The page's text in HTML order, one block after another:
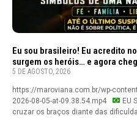
Eu sou brasileiro! Eu acredito
surgem os heróis… e agora
5 DE AGOSTO, 2026
https://maroviana.com.br/wp-
2026-08-05-at-09.38.54.mp4
EU
cruzar os braços diante das